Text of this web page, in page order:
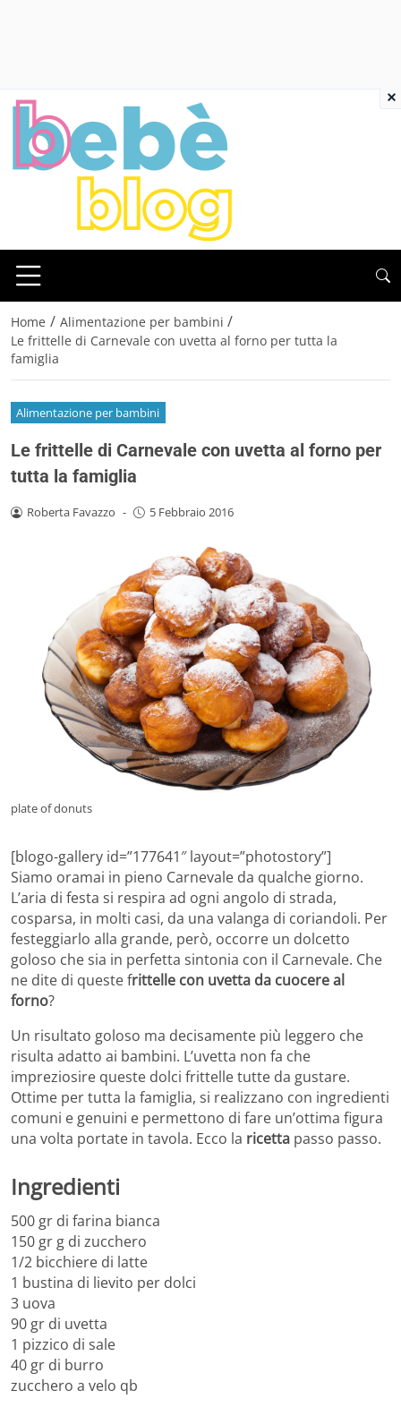
Home / Alimentazione per bambini /
Le frittelle di Carnevale con uvetta al forno per tutta la
famiglia
Alimentazione per bambini
Le frittelle di Carnevale con uvetta al forno per
tutta la famiglia
Roberta Favazzo - 5 Febbraio 2016
plate of donuts
[blogo-gallery id=”177641″ layout=”photostory”]
Siamo oramai in pieno Carnevale da qualche giorno.
L’aria di festa si respira ad ogni angolo di strada,
cosparsa, in molti casi, da una valanga di coriandoli. Per
festeggiarlo alla grande, però, occorre un dolcetto
goloso che sia in perfetta sintonia con il Carnevale. Che
ne dite di queste frittelle con uvetta da cuocere al
forno?
Un risultato goloso ma decisamente più leggero che
risulta adatto ai bambini. L’uvetta non fa che
impreziosire queste dolci frittelle tutte da gustare.
Ottime per tutta la famiglia, si realizzano con ingredienti
comuni e genuini e permettono di fare un’ottima figura
una volta portate in tavola. Ecco la ricetta passo passo.
Ingredienti
500 gr di farina bianca
150 gr g di zucchero
1/2 bicchiere di latte
1 bustina di lievito per dolci
3 uova
90 gr di uvetta
1 pizzico di sale
40 gr di burro
zucchero a velo qb
×